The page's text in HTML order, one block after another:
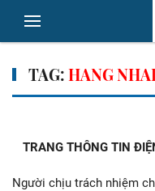
TAG:HANG
TRANG THÔNG TIN
Người chịu trách nhiệm